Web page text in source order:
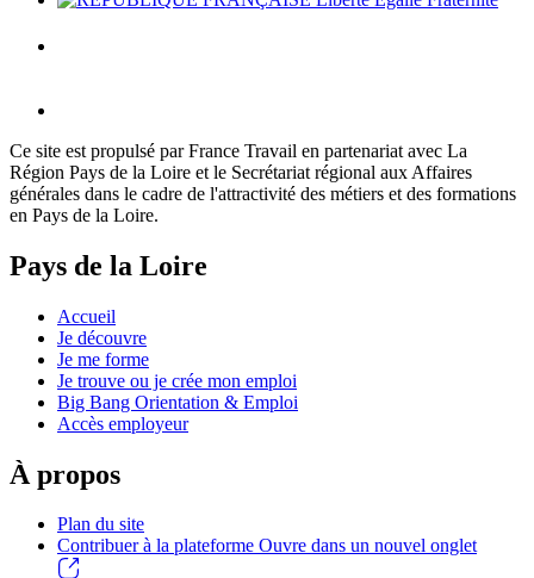
Ce site est propulsé par France Travail en partenariat avec La
Région Pays de la Loire et le Secrétariat régional aux Affaires
générales dans le cadre de l'attractivité des métiers et des formations
en Pays de la Loire.
Pays de la Loire
Accueil
Je découvre
Je me forme
Je trouve ou je crée mon emploi
Big Bang Orientation & Emploi
Accès employeur
À propos
Plan du site
Contribuer à la plateforme Ouvre dans un nouvel onglet